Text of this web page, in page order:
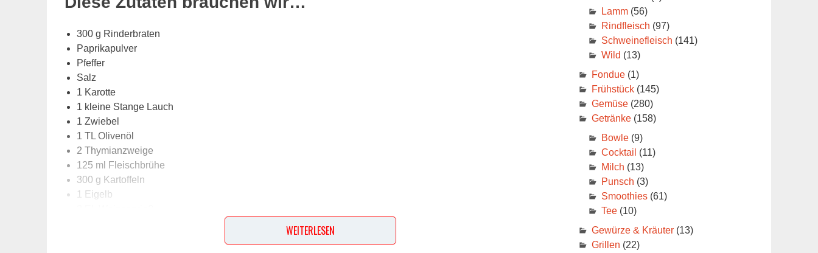
300 g Rinderbraten
Paprikapulver
Pfeffer
Salz
1 Karotte
1 kleine Stange Lauch
1 Zwiebel
1 TL Olivenöl
2 Thymianzweige
125 ml Fleischbrühe
300 g Kartoffeln
1 Eigelb
WEITERLESEN
Lamm(56)
Rindfleisch (97)
Schweinefleisch (141)
Wild (13)
Fondue(1)
Frühstück(145)
Gemüse(280)
Getränke(158)
Bowle(9)
Cocktail (11)
Milch (13)
Punsch (3)
Smoothies(61)
Tee(10)
Gewürze & Kräuter(13)
Grillen (22)